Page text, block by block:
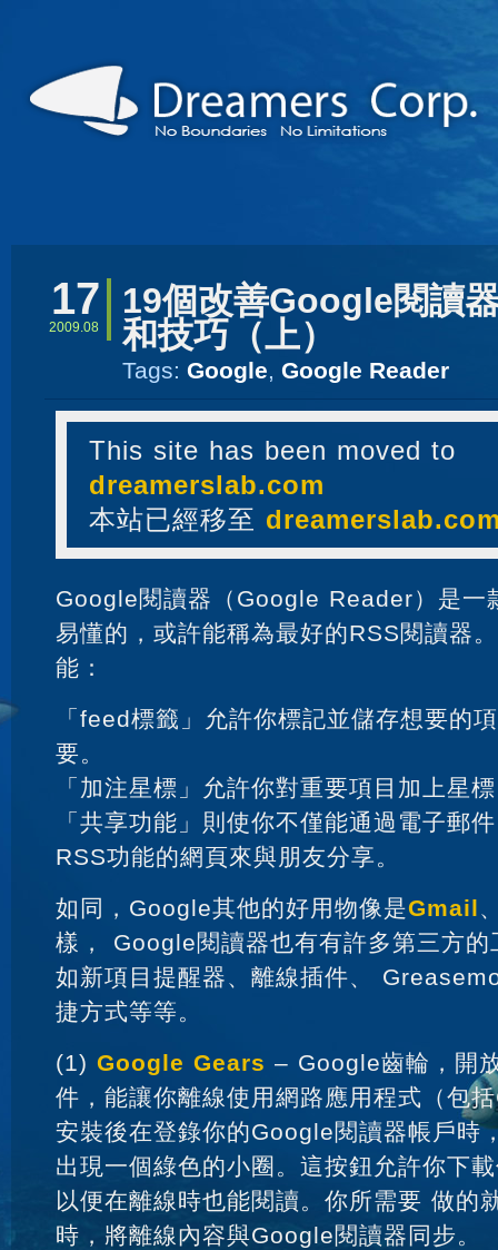
17
2009.08
19個改善Google閱讀
和技巧（上）
Tags: Google, Google Reader
This site has been moved to
dreamerslab.com
本站已經移至
Google閱讀器（Google Reader）是一
易懂的，或許能稱為最好的RSS閱讀器
能：
「feed標籤」允許你標記並儲存想要的
要。
「加注星標」允許你對重要項目加上星
「共享功能」則使你不僅能通過電子郵
RSS功能的網頁來與朋友分享。
如同，Google其他的好用物像是Gmail
樣， Google閱讀器也有有許多第三方的
如新項目提醒器、離線插件、
捷方式等等。
(1) Google Gears – Google齒輪，開
件，能讓你離線使用網路應用程式（包
安裝後在登錄你的Google閱讀器帳戶時
出現一個綠色的小圈。這按鈕允許你下
以便在離線時也能閱讀。你所需要 做的
時，將離線內容與Google閱讀器同步。